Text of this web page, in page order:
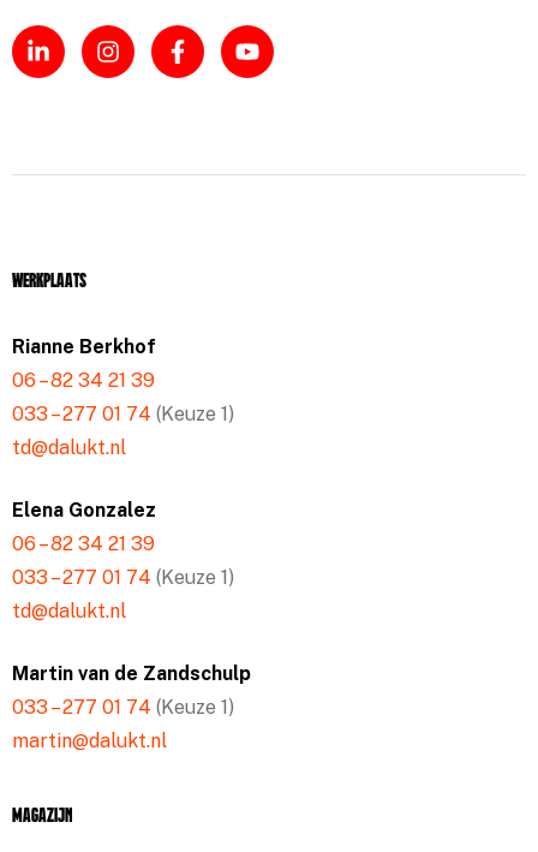
Werkplaats
Rianne Berkhof
06 – 82 34 21 39
033 – 277 01 74 (Keuze 1)
td@dalukt.nl
Elena Gonzalez
06 – 82 34 21 39
033 – 277 01 74 (Keuze 1)
td@dalukt.nl
Martin van de Zandschulp
033 – 277 01 74 (Keuze 1)
martin@dalukt.nl
Magazijn